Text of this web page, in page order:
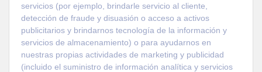
servicios (por ejemplo, brindarle servicio al cliente,
detección de fraude y disuasión o acceso a activos
publicitarios y brindarnos tecnología de la información y
servicios de almacenamiento) o para ayudarnos en
nuestras propias actividades de marketing y publicidad
(incluido el suministro de información analítica y servicios